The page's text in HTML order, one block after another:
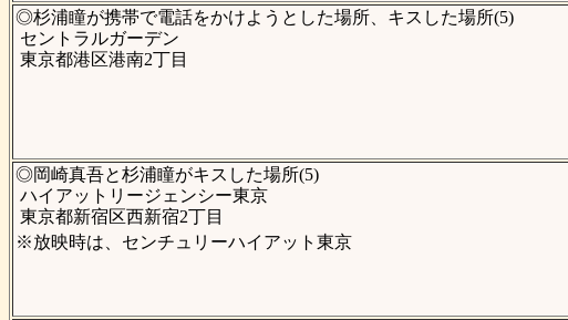
◎杉浦瞳が携帯で電話をかけようとした場所、キスした場所(5)
セントラルガーデン
東京都港区港南2丁目
◎岡崎真吾と杉浦瞳がキスした場所(5)
ハイアットリージェンシー東京
東京都新宿区西新宿2丁目
※放映時は、センチュリーハイアット東京